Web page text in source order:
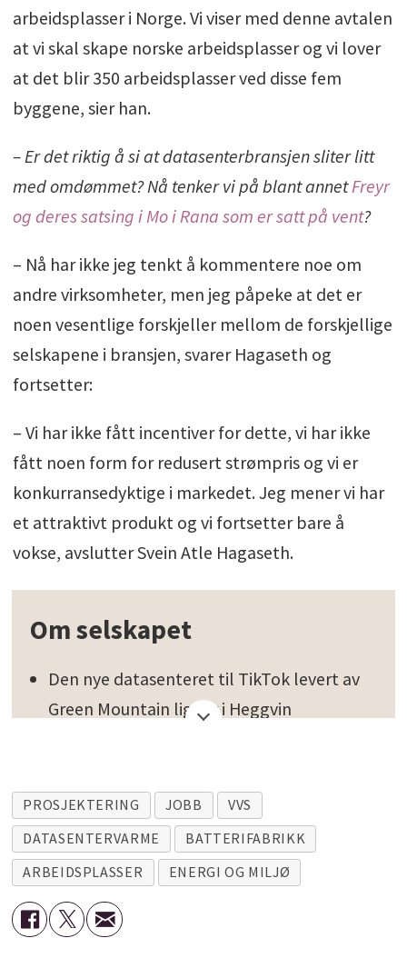
arbeidsplasser i Norge. Vi viser med denne avtalen
at vi skal skape norske arbeidsplasser og vi lover
at det blir 350 arbeidsplasser ved disse fem
byggene, sier han.
– Er det riktig å si at datasenterbransjen sliter litt
med omdømmet? Nå tenker vi på blant annetFreyr
og deres satsing i Mo i Rana som er satt på vent?
– Nå har ikke jeg tenkt å kommentere noe om
andre virksomheter, men jeg påpeke at det er
noen vesentlige forskjeller mellom de forskjellige
selskapene i bransjen, svarer Hagaseth og
fortsetter:
– Vi har ikke fått incentiver for dette, vi har ikke
fått noen form for redusert strømpris og vi er
konkurransedyktige i markedet. Jeg mener vi har
et attraktivt produkt og vi fortsetter bare å
vokse, avslutter Svein Atle Hagaseth.
Om selskapet
Den nye datasenteret til TikTok levert av
Green Mountain ligger i Heggvin
Fem bygninger er planlagt på stedet, 30
MW i hvert bygg, med en total kapasitet
på 150 MW.
Det er tre etasjer i hver bygning.
PROSJEKTERING JOBB
VVS
DATASENTERVARME
BATTERIFABRIKK
ARBEIDSPLASSER
ENERGI OG MILJØ